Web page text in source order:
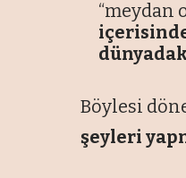
“meydan
içerisinde
Böylesi
şeyleri